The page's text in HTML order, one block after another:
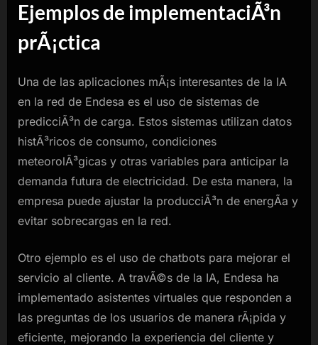
Ejemplos de implementaciÃ³n
prÃ¡ctica
Una de las aplicaciones mÃ¡s interesantes de la IA
en la red de Endesa es el uso de sistemas de
predicciÃ³n de carga. Estos sistemas utilizan datos
histÃ³ricos de consumo, condiciones
meteorolÃ³gicas y otras variables para anticipar la
demanda futura de electricidad. De esta manera, la
empresa puede ajustar la producciÃ³n de energÃ­a y
evitar sobrecargas en la red.
Otro ejemplo es el uso de chatbots para mejorar el
servicio al cliente. A travÃ©s de la IA, Endesa ha
implementado asistentes virtuales que responden a
las preguntas de los usuarios de manera rÃ¡pida y
eficiente, mejorando la experiencia del cliente y